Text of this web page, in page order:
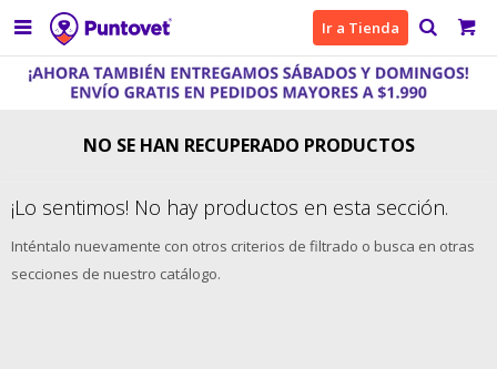
 Ir a Tienda
NO SE HAN RECUPERADO PRODUCTOS
¡Lo sentimos! No hay productos en esta sección.
Inténtalo nuevamente con otros criterios de filtrado o busca en otras
secciones de nuestro catálogo.